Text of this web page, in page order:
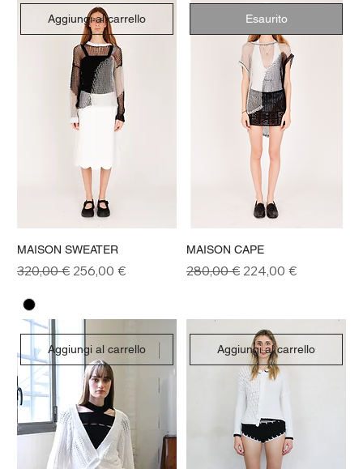
Aggiungi al carrello
MAISON SWEATER
Prezzo regolare
320,00 € Prezzo scontato
256,00 €
Esaurito
MAISON CAPE
Prezzo regolare
280,00 € Prezzo scontato
224,00 €
Aggiungi al carrello Aggiungi al carrello